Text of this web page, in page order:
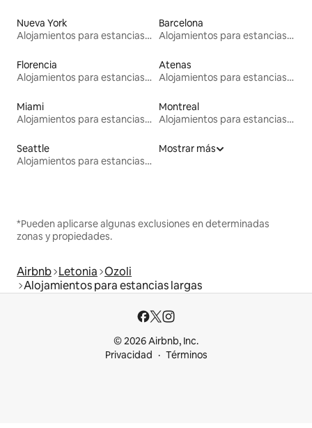
Nueva York
Alojamientos para estancias largas
Barcelona
Alojamientos para estancias largas
Florencia
Alojamientos para estancias largas
Atenas
Alojamientos para estancias largas
Miami
Alojamientos para estancias largas
Montreal
Alojamientos para estancias largas
Seattle
Alojamientos para estancias largas
Mostrar más
*Pueden aplicarse algunas exclusiones en determinadas
zonas y propiedades.
Airbnb Letonia Ozoli
Alojamientos para estancias largas
© 2026 Airbnb, Inc.
Privacidad
Términos